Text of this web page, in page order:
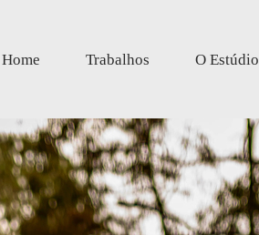
Home Trabalhos O Estúdio